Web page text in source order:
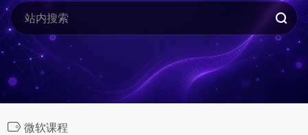
微软课程